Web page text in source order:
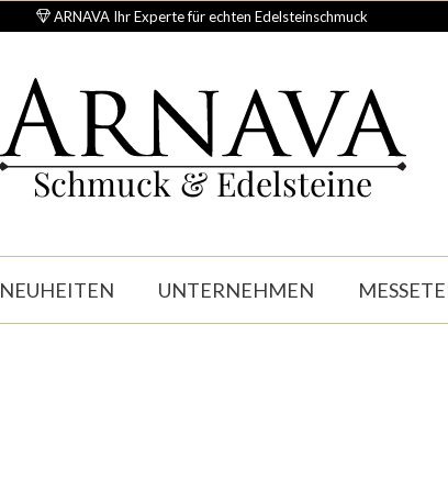
ARNAVA Ihr Experte für echten Edelsteinschmuck
Schmuck & Edelsteine
NEUHEITEN UNTERNEHMEN